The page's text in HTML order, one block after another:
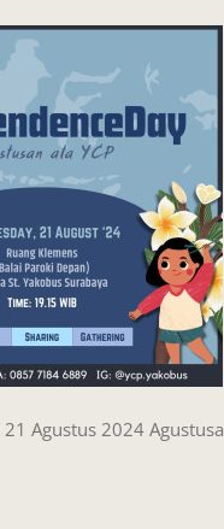
21 Agustus 2024